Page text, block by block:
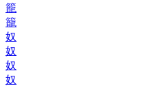
籠
籠
奴
奴
奴
奴